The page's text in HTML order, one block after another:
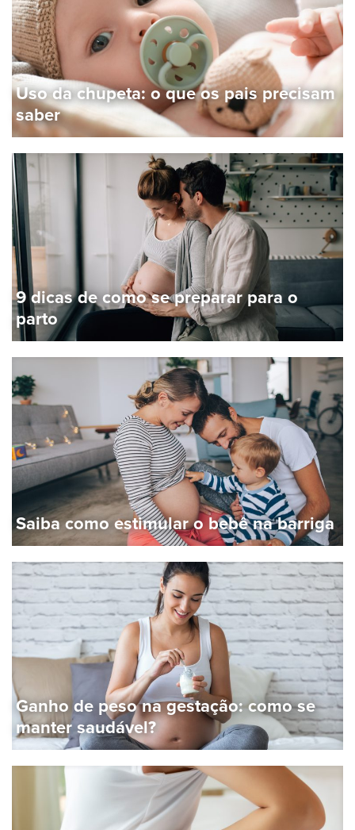
Uso da chupeta: o que os pais precisam
saber
9 dicas de como se preparar para o
parto
Saiba como estimular o bebê na barriga
Ganho de peso na gestação: como se
manter saudável?